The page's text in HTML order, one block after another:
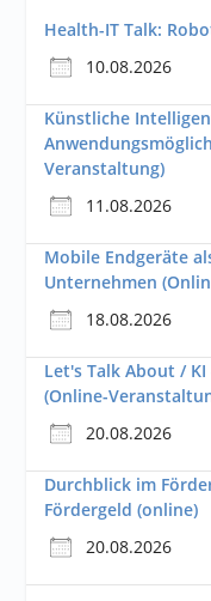
Health-IT Talk:
10.08.2026
Künstliche
Veranstaltung)
11.08.2026
Mobile Endgeräte
Unternehmen
18.08.2026
Let's Talk About /
(Online-
20.08.2026
Durchblick im
Fördergeld (online)
20.08.2026